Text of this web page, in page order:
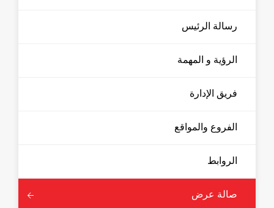
رسالة الرئيس
الرؤية و المهمة
فريق الإدارة
الفروع والمواقع
الروابط
صالة عرض